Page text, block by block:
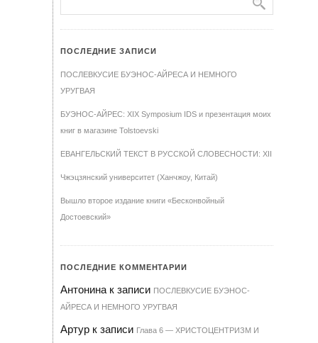
ПОСЛЕДНИЕ ЗАПИСИ
ПОСЛЕВКУСИЕ БУЭНОС-АЙРЕСА И НЕМНОГО
УРУГВАЯ
БУЭНОС-АЙРЕС: XIX Symposium IDS и презентация моих
книг в магазине Tolstoevski
ЕВАНГЕЛЬСКИЙ ТЕКСТ В РУССКОЙ СЛОВЕСНОСТИ: XII
Чжэцзянский университет (Ханчжоу, Китай)
Вышло второе издание книги «Бесконвойный
Достоевский»
ПОСЛЕДНИЕ КОММЕНТАРИИ
Антонина к записи ПОСЛЕВКУСИЕ БУЭНОС-
АЙРЕСА И НЕМНОГО УРУГВАЯ
Артур к записи Гла­ва 6 — ХРИ­С­ТО­ЦЕН­Т­РИЗМ И